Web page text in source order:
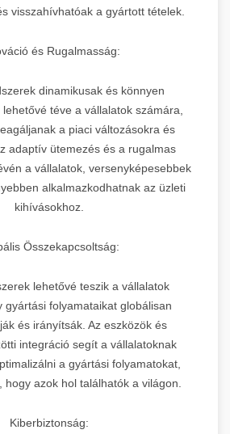
visszahívhatóak a gyártott tételek.
és Rugalmasság:
dinamikusak és könnyen
téve a vállalatok számára,
a piaci változásokra és
adaptív ütemezés és a rugalmas
a vállalatok, versenyképesebbek
alkalmazkodhatnak az üzleti
kihívásokhoz.
Összekapcsoltság:
lehetővé teszik a vállalatok
gyártási folyamataikat globálisan
és irányítsák. Az eszközök és
integráció segít a vállalatoknak
a gyártási folyamatokat,
hogy azok hol találhatók a világon.
Kiberbiztonság: